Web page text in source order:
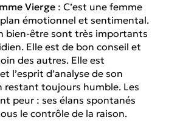
Vierge : C’est une femme
émotionnel et sentimental.
bien-être sont très importants
Elle est de bon conseil et
des autres. Elle est
l’esprit d’analyse de son
restant toujours humble. Les
peur : ses élans spontanés
le contrôle de la raison.